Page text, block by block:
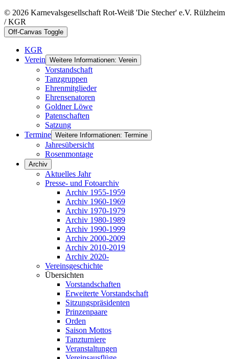
© 2026 Karnevalsgesellschaft Rot-Weiß 'Die Stecher' e.V. Rülzheim
/ KGR
Off-Canvas Toggle
KGR
Verein Weitere Informationen: Verein
Vorstandschaft
Tanzgruppen
Ehrenmitglieder
Ehrensenatoren
Goldner Löwe
Patenschaften
Satzung
Termine Weitere Informationen: Termine
Jahresübersicht
Rosenmontage
Archiv
Aktuelles Jahr
Presse- und Fotoarchiv
Archiv 1955-1959
Archiv 1960-1969
Archiv 1970-1979
Archiv 1980-1989
Archiv 1990-1999
Archiv 2000-2009
Archiv 2010-2019
Archiv 2020-
Vereinsgeschichte
Übersichten
Vorstandschaften
Erweiterte Vorstandschaft
Sitzungspräsidenten
Prinzenpaare
Orden
Saison Mottos
Tanzturniere
Veranstaltungen